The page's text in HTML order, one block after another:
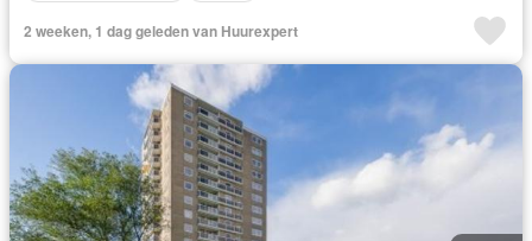
2 weeken, 1 dag geleden van Huurexpert